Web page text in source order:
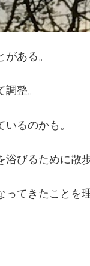
ある。
整。
るのかも。
浴びるために散
ってきたことを